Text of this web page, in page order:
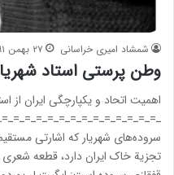
شمشاد امیری خراسانی ۲۷ بهمن ۱۳۹۱
وطن پرستی استاد
اهمیت اتحاد و یکپارچگی ایران از
سروده‌های شهریار که اشارتی
تجزیة خاک ایران دارد، قطعه